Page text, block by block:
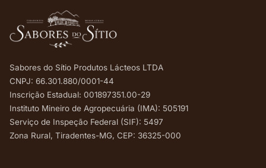
Sabores do Sítio Produtos Lácteos LTDA
CNPJ: 66.301.880/0001-44
Inscrição Estadual: 001897351.00-29
Instituto Mineiro de Agropecuária (IMA): 505191
Serviço de Inspeção Federal (SIF): 5497
Zona Rural, Tiradentes-MG, CEP: 36325-000